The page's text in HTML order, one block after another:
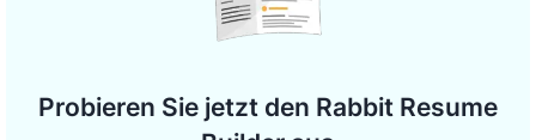
Probieren Sie jetzt den Rabbit Resume